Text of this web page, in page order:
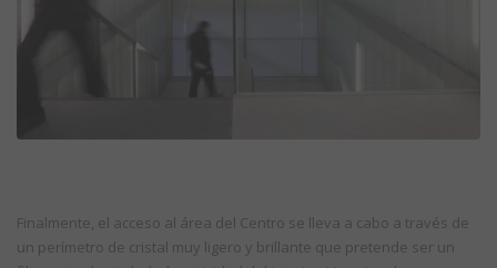
Finalmente, el acceso al área del Centro se lleva a cabo a través de
un perímetro de cristal muy ligero y brillante que pretende ser un